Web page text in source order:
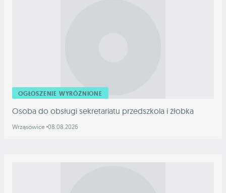
OGŁOSZENIE WYRÓŻNIONE
Osoba do obsługi sekretariatu przedszkola i żłobka
Wrząsowice 08.08.2026